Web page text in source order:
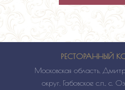
РЕСТОРАННЫЙ
Московская область,
округ, Габовское с.п., с.